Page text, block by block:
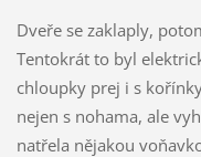
Dveře se zaklaply,
Tentokrát to byl
chloupky prej i s
nejen s nohama, ale
natřela nějakou